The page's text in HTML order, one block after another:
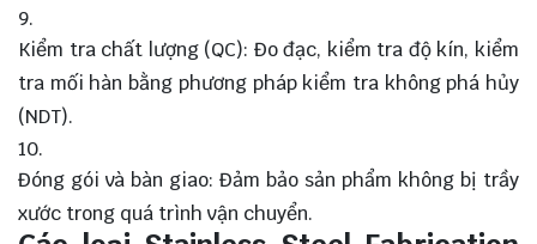
Kiểm tra chất lượng (QC): Đo đạc, kiểm tra độ kín, kiểm
tra mối hàn bằng phương pháp kiểm tra không phá hủy
(NDT).
Đóng gói và bàn giao: Đảm bảo sản phẩm không bị trầy
xước trong quá trình vận chuyển.